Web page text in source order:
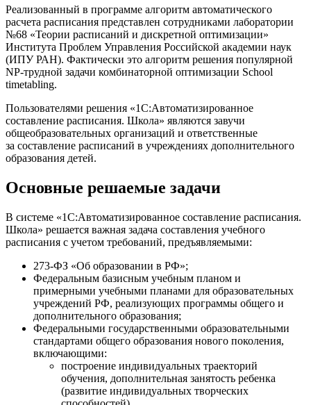
Реализованный в программе алгоритм автоматического
расчета расписания представлен сотрудниками лаборатории
№68 «Теории расписаний и дискретной оптимизации»
Института Проблем Управления Российской академии наук
(ИПУ РАН). Фактически это алгоритм решения популярной
NP-трудной задачи комбинаторной оптимизации School
timetabling.
Пользователями решения «1С:Автоматизированное
составление расписания. Школа» являются завучи
общеобразовательных организаций и ответственные
за составление расписаний в учреждениях дополнительного
образования детей.
Основные решаемые задачи
В системе «1С:Автоматизированное составление расписания.
Школа» решается важная задача составления учебного
расписания с учетом требований, предъявляемыми:
273-ФЗ «Об образовании в РФ»;
Федеральным базисным учебным планом и
примерными учебными планами для образовательных
учреждений РФ, реализующих программы общего и
дополнительного образования;
Федеральными государственными образовательными
стандартами общего образования нового поколения,
включающими:
построение индивидуальных траекторий
обучения, дополнительная занятость ребенка
(развитие индивидуальных творческих